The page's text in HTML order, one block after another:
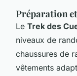
Préparation
Le Trek des
niveaux de
chaussures de
vêtements